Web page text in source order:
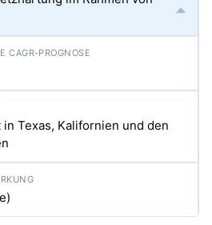
Texas, Kalifornien und den